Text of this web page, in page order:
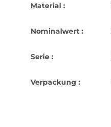
Material :
Nominalwert :
Serie :
Verpackung :